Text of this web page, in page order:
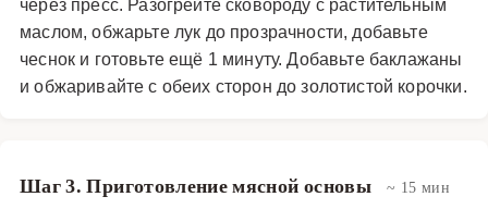
маслом, обжарьте лук до прозрачности, добавьте
чеснок и готовьте ещё 1 минуту. Добавьте баклажаны
и обжаривайте с обеих сторон до золотистой корочки.
Шаг 3. Приготовление мясной основы ~ 15 мин